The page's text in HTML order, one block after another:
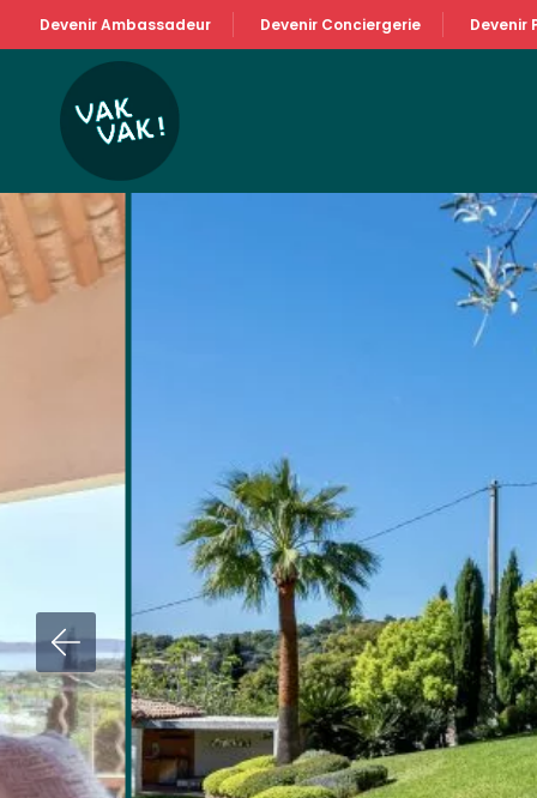
Devenir Ambassadeur Devenir Conciergerie Devenir